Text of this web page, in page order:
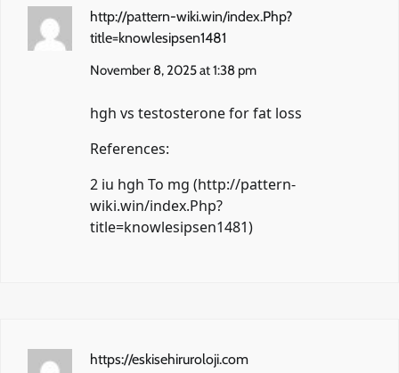
http://pattern-wiki.win/index.Php?
title=knowlesipsen1481
November 8, 2025 at 1:38 pm
hgh vs testosterone for fat loss
References:
2 iu hgh To mg (http://pattern-
wiki.win/index.Php?
title=knowlesipsen1481)
https://eskisehiruroloji.com